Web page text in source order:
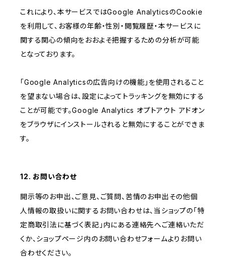
これにより、本サービスではGoogle AnalyticsのCookie
を利用して、お客様の年齢・性別・閲覧履歴・本サービスに
関する関心の傾向をおおよそ把握するための分析が可能
となっております。
「Google Analyticsの広告向けの機能」を使用されること
を望まない場合は、設定によってトラッキングを無効にする
ことが可能です。Google Analytics オプトアウト アドオン
をブラウザにインストールされると無効にすることができま
す。
12. お問い合わせ
開示等のお申出、ご意見、ご質問、苦情のお申出その他個
人情報の取扱いに関するお問い合わせは、当ショップの「特
定商取引法に基づく表記」内にある連絡先へご連絡いただ
くか、ショップページ内のお問い合わせフォームよりお問い
合わせください。